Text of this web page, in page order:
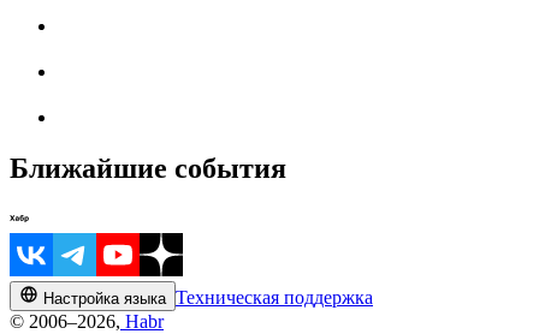
Ближайшие события
Настройка языка Техническая поддержка
© 2006–2026, Habr